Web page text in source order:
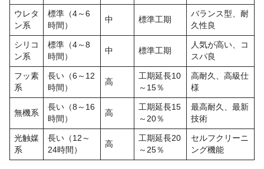
ウレタ
ン系
標準（4～6
時間）
中 標準工期
バランス型、耐
久性良
シリコ
ン系
標準（4～8
時間）
中 標準工期
人気が高い、コ
スパ良
フッ素
系
長い（6～12
時間）
高
工期延長10
～15％
高耐久、高級仕
様
無機系
長い（8～16
時間）
高
工期延長15
～20％
最高耐久、最新
技術
光触媒
系
長い（12～
24時間）
高
工期延長20
～25％
セルフクリーニ
ング機能